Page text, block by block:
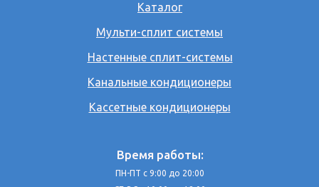
Время работы:
ПН-ПТ с 9:00 до 20:00
Кассетные кондиционеры
Канальные кондиционеры
Настенные сплит-системы
Мульти-сплит системы
Каталог